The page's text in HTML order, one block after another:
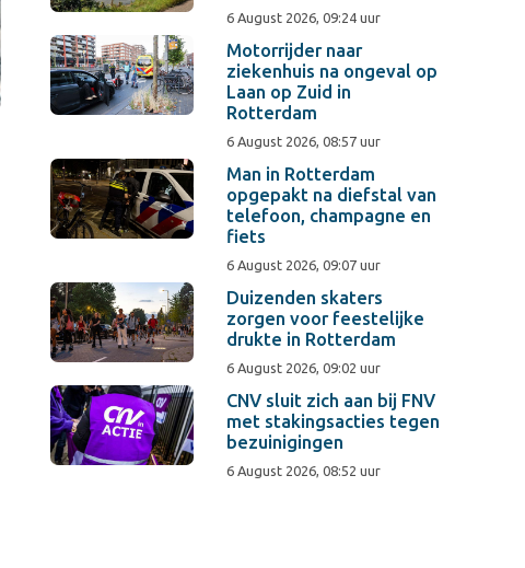
6 August 2026, 09:24 uur
Motorrijder naar
ziekenhuis na ongeval op
Laan op Zuid in
Rotterdam
6 August 2026, 08:57 uur
Man in Rotterdam
opgepakt na diefstal van
telefoon, champagne en
fiets
6 August 2026, 09:07 uur
Duizenden skaters
zorgen voor feestelijke
drukte in Rotterdam
6 August 2026, 09:02 uur
CNV sluit zich aan bij FNV
met stakingsacties tegen
bezuinigingen
6 August 2026, 08:52 uur